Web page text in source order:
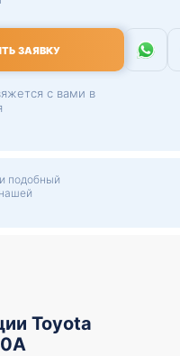
ЗАЯВКУ
с вами в
подобный
Toyota